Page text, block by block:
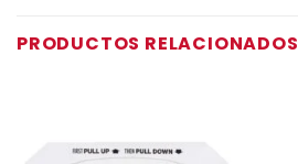
PRODUCTOS RELACIONADOS